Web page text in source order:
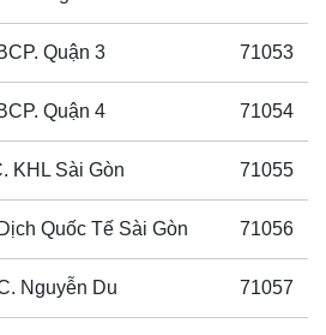
Quận 3 71053
Quận 4 71054
KHL Sài Gòn 71055
Quốc Tế Sài Gòn 71056
Nguyễn Du 71057